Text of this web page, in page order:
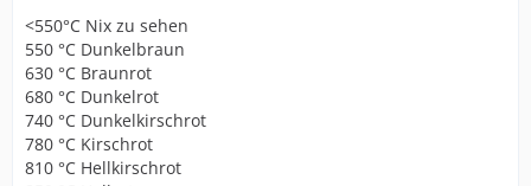
<550°C Nix zu sehen
550 °C Dunkelbraun
630 °C Braunrot
680 °C Dunkelrot
740 °C Dunkelkirschrot
780 °C Kirschrot
810 °C Hellkirschrot